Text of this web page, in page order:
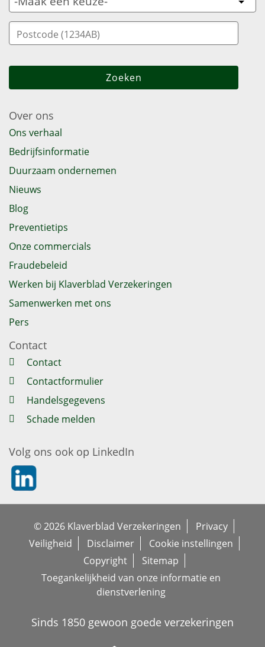
Over ons
Ons verhaal
Bedrijfsinformatie
Duurzaam ondernemen
Nieuws
Blog
Preventietips
Onze commercials
Fraudebeleid
Werken bij Klaverblad Verzekeringen
Samenwerken met ons
Pers
Contact
Contact
Contactformulier
Handelsgegevens
Schade melden
Volg ons ook op LinkedIn
https://nl.linkedin.com/company/klaverblad-
© 2026 Klaverblad Verzekeringen
Privacy
Veiligheid
Disclaimer
Cookie instellingen
Copyright
Sitemap
Toegankelijkheid van onze informatie en
dienstverlening
Sinds 1850 gewoon goede verzekeringen